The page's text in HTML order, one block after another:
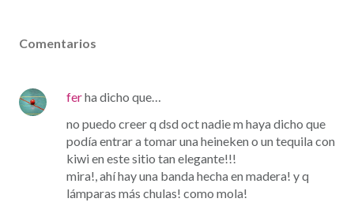
Comentarios
ferha dicho que…
no puedo creer q dsd oct nadie m haya dicho que
podía entrar a tomar una heineken o un tequila con
kiwi en este sitio tan elegante!!!
mira!, ahí hay una banda hecha en madera! y q
lámparas más chulas! como mola!